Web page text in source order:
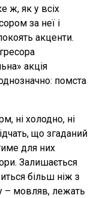
ж, як у всіх
за неї і
акценти.
акція
помста
ні холодно, ні
що згаданий
для них
Залишається
більш ніж з
– мовляв, лежать